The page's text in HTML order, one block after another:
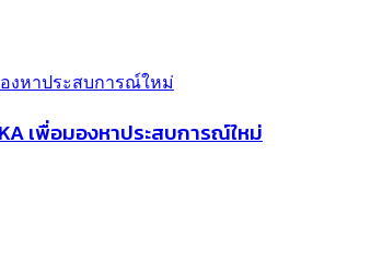
เพื่อมองหาประสบการณ์ใหม่